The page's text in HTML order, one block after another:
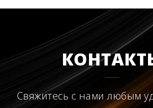
Свяжитесь с нами любым